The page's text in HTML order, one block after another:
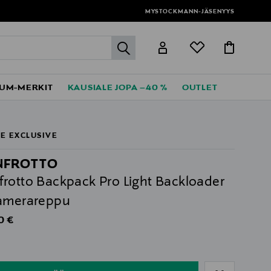
MYSTOCKMANN-JÄSENYYS
label.header.go
MERKIT KAUSIALE JOPA –40 % OUTLET
EXCLUSIVE
Backpack Pro Light Backloader
Price
€